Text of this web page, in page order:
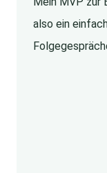
also ein